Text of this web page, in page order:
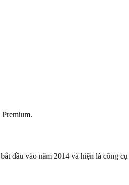
đầu vào năm 2014 và hiện là công